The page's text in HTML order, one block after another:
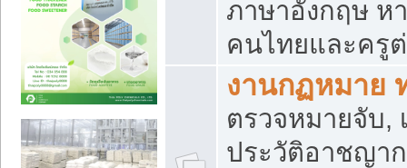
ภาษาอังกฤษ ห
คนไทยและครู
งานกฏหมาย
ตรวจหมายจับ,
ประวัติอาชญา